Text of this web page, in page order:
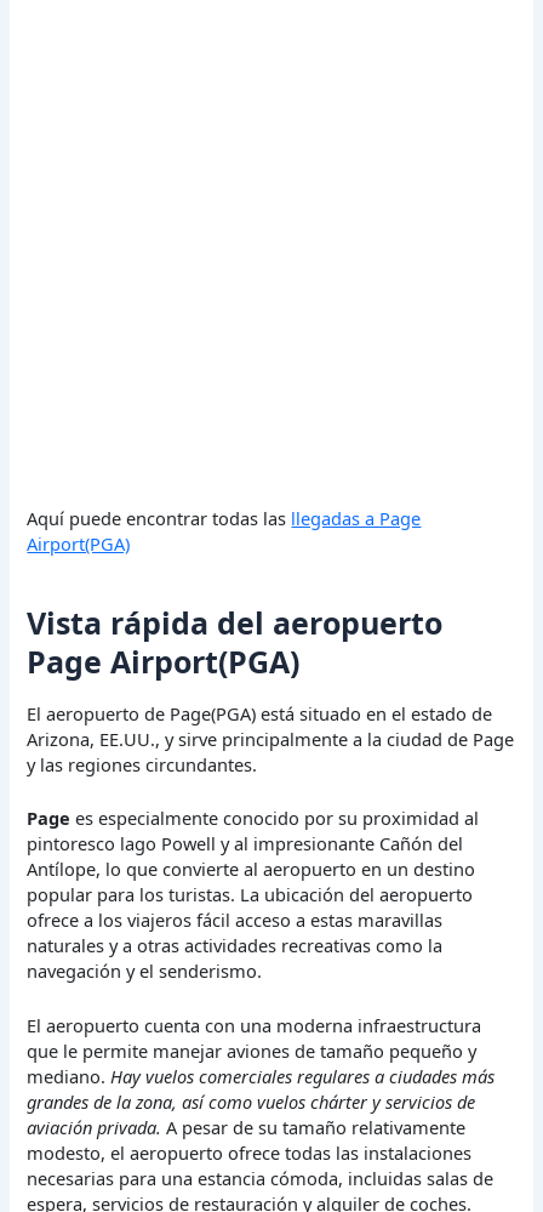
Aquí puede encontrar todas las llegadas a Page
Airport(PGA)
Vista rápida del aeropuerto
Page Airport(PGA)
El aeropuerto de Page(PGA) está situado en el estado de
Arizona, EE.UU., y sirve principalmente a la ciudad de Page
y las regiones circundantes.
Page es especialmente conocido por su proximidad al
pintoresco lago Powell y al impresionante Cañón del
Antílope, lo que convierte al aeropuerto en un destino
popular para los turistas. La ubicación del aeropuerto
ofrece a los viajeros fácil acceso a estas maravillas
naturales y a otras actividades recreativas como la
navegación y el senderismo.
El aeropuerto cuenta con una moderna infraestructura
que le permite manejar aviones de tamaño pequeño y
mediano. Hay vuelos comerciales regulares a ciudades más
grandes de la zona, así como vuelos chárter y servicios de
aviación privada. A pesar de su tamaño relativamente
modesto, el aeropuerto ofrece todas las instalaciones
necesarias para una estancia cómoda, incluidas salas de
espera, servicios de restauración y alquiler de coches.